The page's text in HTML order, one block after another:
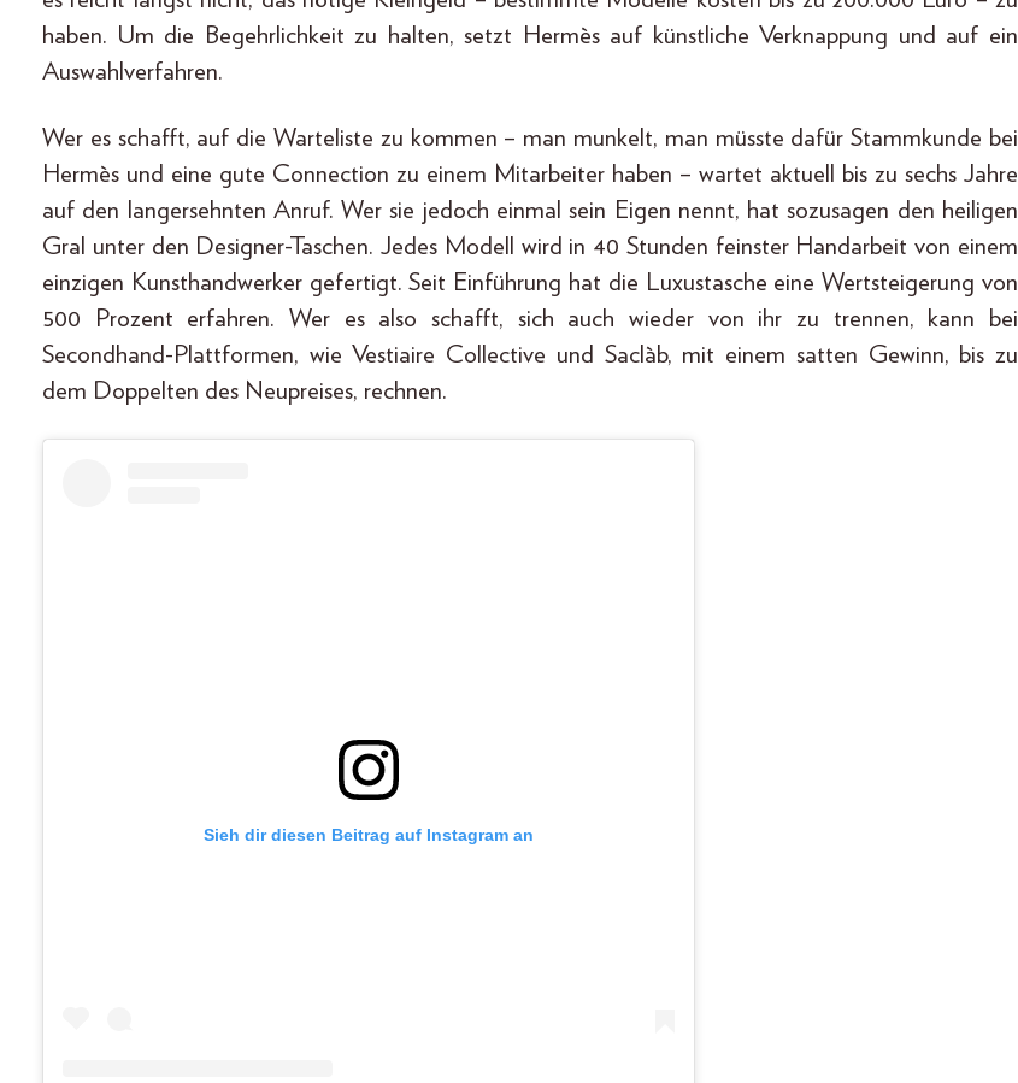
haben. Um die Begehrlichkeit zu halten, setzt Hermès auf künstliche Verknappung und auf ein
Auswahlverfahren.
Wer es schafft, auf die Warteliste zu kommen – man munkelt, man müsste dafür Stammkunde bei
Hermès und eine gute Connection zu einem Mitarbeiter haben – wartet aktuell bis zu sechs Jahre
auf den langersehnten Anruf. Wer sie jedoch einmal sein Eigen nennt, hat sozusagen den heiligen
Gral unter den Designer-Taschen. Jedes Modell wird in 40 Stunden feinster Handarbeit von einem
einzigen Kunsthandwerker gefertigt. Seit Einführung hat die Luxustasche eine Wertsteigerung von
500 Prozent erfahren. Wer es also schafft, sich auch wieder von ihr zu trennen, kann bei
Secondhand-Plattformen, wie Vestiaire Collective und Saclàb, mit einem satten Gewinn, bis zu
dem Doppelten des Neupreises, rechnen.
Sieh dir diesen Beitrag auf Instagram an